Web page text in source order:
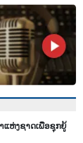
ແຫ່ງ​ຊາດ​ເພື່ອ​ຊຸກ​ຍູ້​